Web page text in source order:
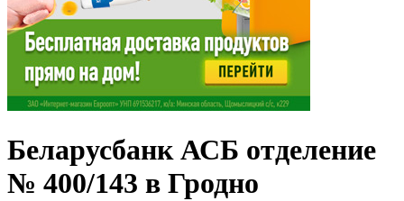
Беларусбанк АСБ отделение
№ 400/143 в Гродно